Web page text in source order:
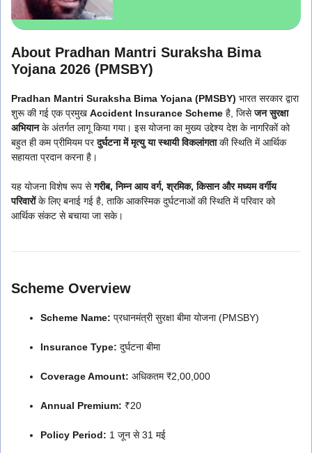
About Pradhan Mantri Suraksha Bima
Yojana 2026 (PMSBY)
Pradhan Mantri Suraksha Bima Yojana (PMSBY) भारत सरकार द्वारा
शुरू की गई एक प्रमुख Accident Insurance Scheme है, जिसेजन सुरक्षा
अभियानके अंतर्गत लागू किया गया। इस योजना का मुख्य उद्देश्य देश के नागरिकों को
बहुत ही कम प्रीमियम परदुर्घटना में मृत्यु या स्थायी विकलांगताकी स्थिति में आर्थिक
सहायता प्रदान करना है।
यह योजना विशेष रूप सेगरीब, निम्न आय वर्ग, श्रमिक, किसान और मध्यम वर्गीय
परिवारोंके लिए बनाई गई है, ताकि आकस्मिक दुर्घटनाओं की स्थिति में परिवार को
आर्थिक संकट से बचाया जा सके।
Scheme Overview
Scheme Name: प्रधानमंत्री सुरक्षा बीमा योजना (PMSBY)
Insurance Type: दुर्घटना बीमा
Coverage Amount: अधिकतम ₹2,00,000
Annual Premium: ₹20
Policy Period: 1 जून से 31 मई